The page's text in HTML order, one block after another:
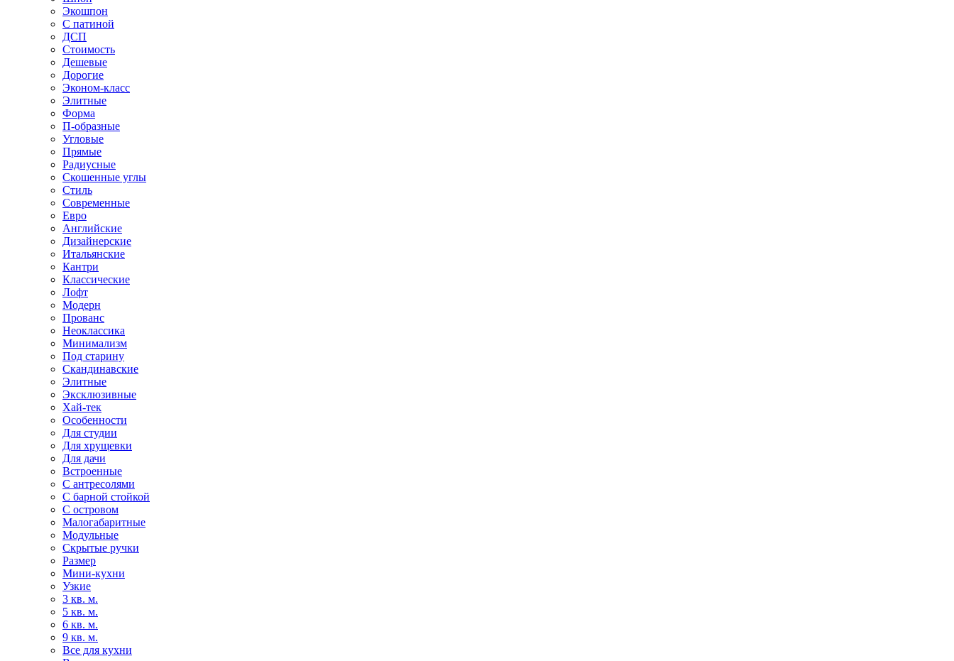
Экошпон
С патиной
ДСП
Стоимость
Дешевые
Дорогие
Эконом-класс
Элитные
Форма
П-образные
Угловые
Прямые
Радиусные
Скошенные углы
Стиль
Современные
Евро
Английские
Дизайнерские
Итальянские
Кантри
Классические
Лофт
Модерн
Прованс
Неоклассика
Минимализм
Под старину
Скандинавские
Элитные
Эксклюзивные
Хай-тек
Особенности
Для студии
Для хрущевки
Для дачи
Встроенные
С антресолями
С барной стойкой
С островом
Малогабаритные
Модульные
Скрытые ручки
Размер
Мини-кухни
Узкие
3 кв. м.
5 кв. м.
6 кв. м.
9 кв. м.
Все для кухни